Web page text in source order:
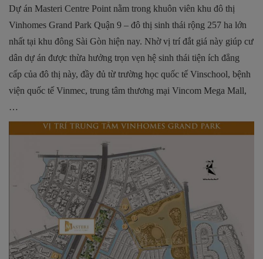
Dự án Masteri Centre Point nằm trong khuôn viên khu đô thị
Vinhomes Grand Park Quận 9 – đô thị sinh thái rộng 257 ha lớn
nhất tại khu đông Sài Gòn hiện nay. Nhờ vị trí đắt giá này giúp cư
dân dự án được thừa hưởng trọn vẹn hệ sinh thái tiện ích đẳng
cấp của đô thị này, đầy đủ từ trường học quốc tế Vinschool, bệnh
viện quốc tế Vinmec, trung tâm thương mại Vincom Mega Mall,
…